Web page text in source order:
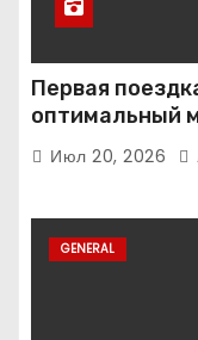
Первая
оптимальный
Июл 20, 2026
GENERAL